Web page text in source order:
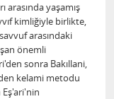
arasında yaşamış
kimliğiyle birlikte,
arasındaki
önemli
sonra Bakıllani,
kelami metodu